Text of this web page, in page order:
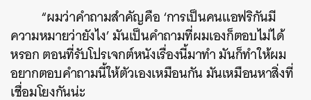
“ผมว่าคำถามสำคัญคือ ‘การเป็นคนแอฟริกันมี
ความหมายว่ายังไง’ มันเป็นคำถามที่ผมเองก็ตอบไม่ได้
หรอก ตอนที่รับโปรเจกต์หนังเรื่องนี้มาทำ มันก็ทำให้ผม
อยากตอบคำถามนี้ให้ตัวเองเหมือนกัน มันเหมือนหาสิ่งที่
เชื่อมโยงกันน่ะ